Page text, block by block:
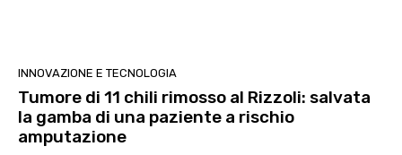
INNOVAZIONE E TECNOLOGIA
Tumore di 11 chili rimosso al Rizzoli: salvata
la gamba di una paziente a rischio
amputazione